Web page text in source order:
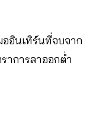
อินเทิร์นที่จบจาก
าการลาออกต่ำ